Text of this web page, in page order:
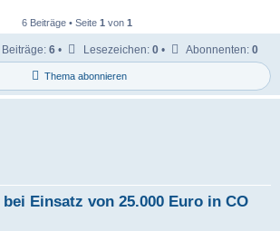
6 Beiträge • Seite 1 von 1
Thema abonnieren
Beiträge: 6 • Lesezeichen: 0 • Abonnenten: 0
Einsatz von 25.000 Euro in CO